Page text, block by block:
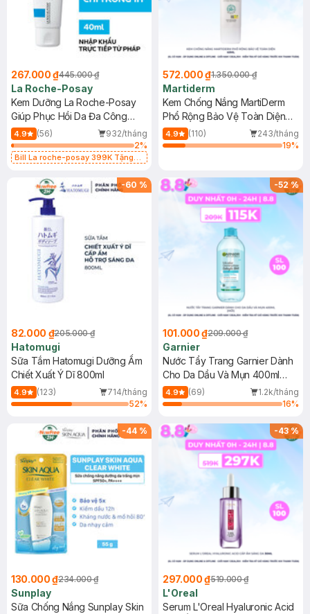
267.000 ₫445.000 ₫
La Roche-Posay
Kem Dưỡng La Roche-Posay
Giúp Phục Hồi Da Đa Công
Dụng 40ml
4.9 (56)
932/tháng
2%
Bill La roche-posay 399K Tặng
(SL có hạn)
572.000 ₫1.350.000 ₫
Martiderm
Kem Chống Nắng MartiDerm
Phổ Rộng Bảo Vệ Toàn Diện
40ml
4.9 (110)
243/tháng
19%
-60 %
82.000 ₫205.000 ₫
Hatomugi
Sữa Tắm Hatomugi Dưỡng Ẩm
Chiết Xuất Ý Dĩ 800ml
4.9 (123)
714/tháng
52%
-52%
101.000 ₫209.000 ₫
Garnier
Nước Tẩy Trang Garnier Dành
Cho Da Dầu Và Mụn 400ml
(Mới)
4.9 (69)
1.2k/tháng
16%
-44 %
130.000 ₫234.000 ₫
Sunplay
Sữa Chống Nắng Sunplay Skin
-43%
297.000 ₫519.000 ₫
L'Oreal
Serum L'Oreal Hyaluronic Acid